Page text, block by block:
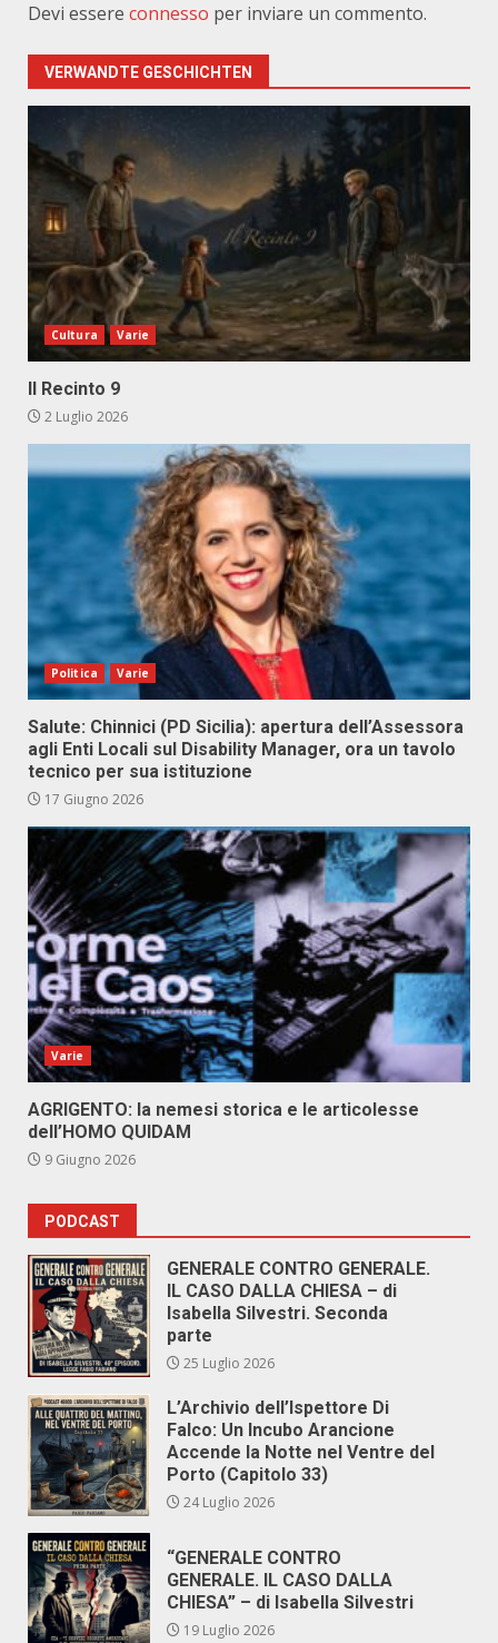
Devi essere connesso per inviare un commento.
VERWANDTE GESCHICHTEN
Cultura Varie
Il Recinto 9
2 Luglio 2026
Politica Varie
Salute: Chinnici (PD Sicilia): apertura dell’Assessora
agli Enti Locali sul Disability Manager, ora un tavolo
tecnico per sua istituzione
17 Giugno 2026
Varie
AGRIGENTO: la nemesi storica e le articolesse
dell’HOMO QUIDAM
9 Giugno 2026
PODCAST
GENERALE CONTRO GENERALE.
IL CASO DALLA CHIESA – di
Isabella Silvestri. Seconda
parte
25 Luglio 2026
L’Archivio dell’Ispettore Di
Falco: Un Incubo Arancione
Accende la Notte nel Ventre del
Porto (Capitolo 33)
24 Luglio 2026
“GENERALE CONTRO
GENERALE. IL CASO DALLA
CHIESA” – di Isabella Silvestri
19 Luglio 2026